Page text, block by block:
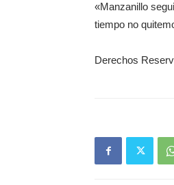
«Manzanillo
tiempo no
Derechos